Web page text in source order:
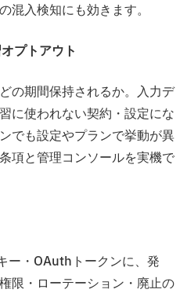
混入検知にも効きます。
プトアウト
の期間保持されるか。入力デ
に使われない契約・設定にな
でも設定やプランで挙動が異
項と管理コンソールを実機で
ー・OAuthトークンに、発
限・ローテーション・廃止の